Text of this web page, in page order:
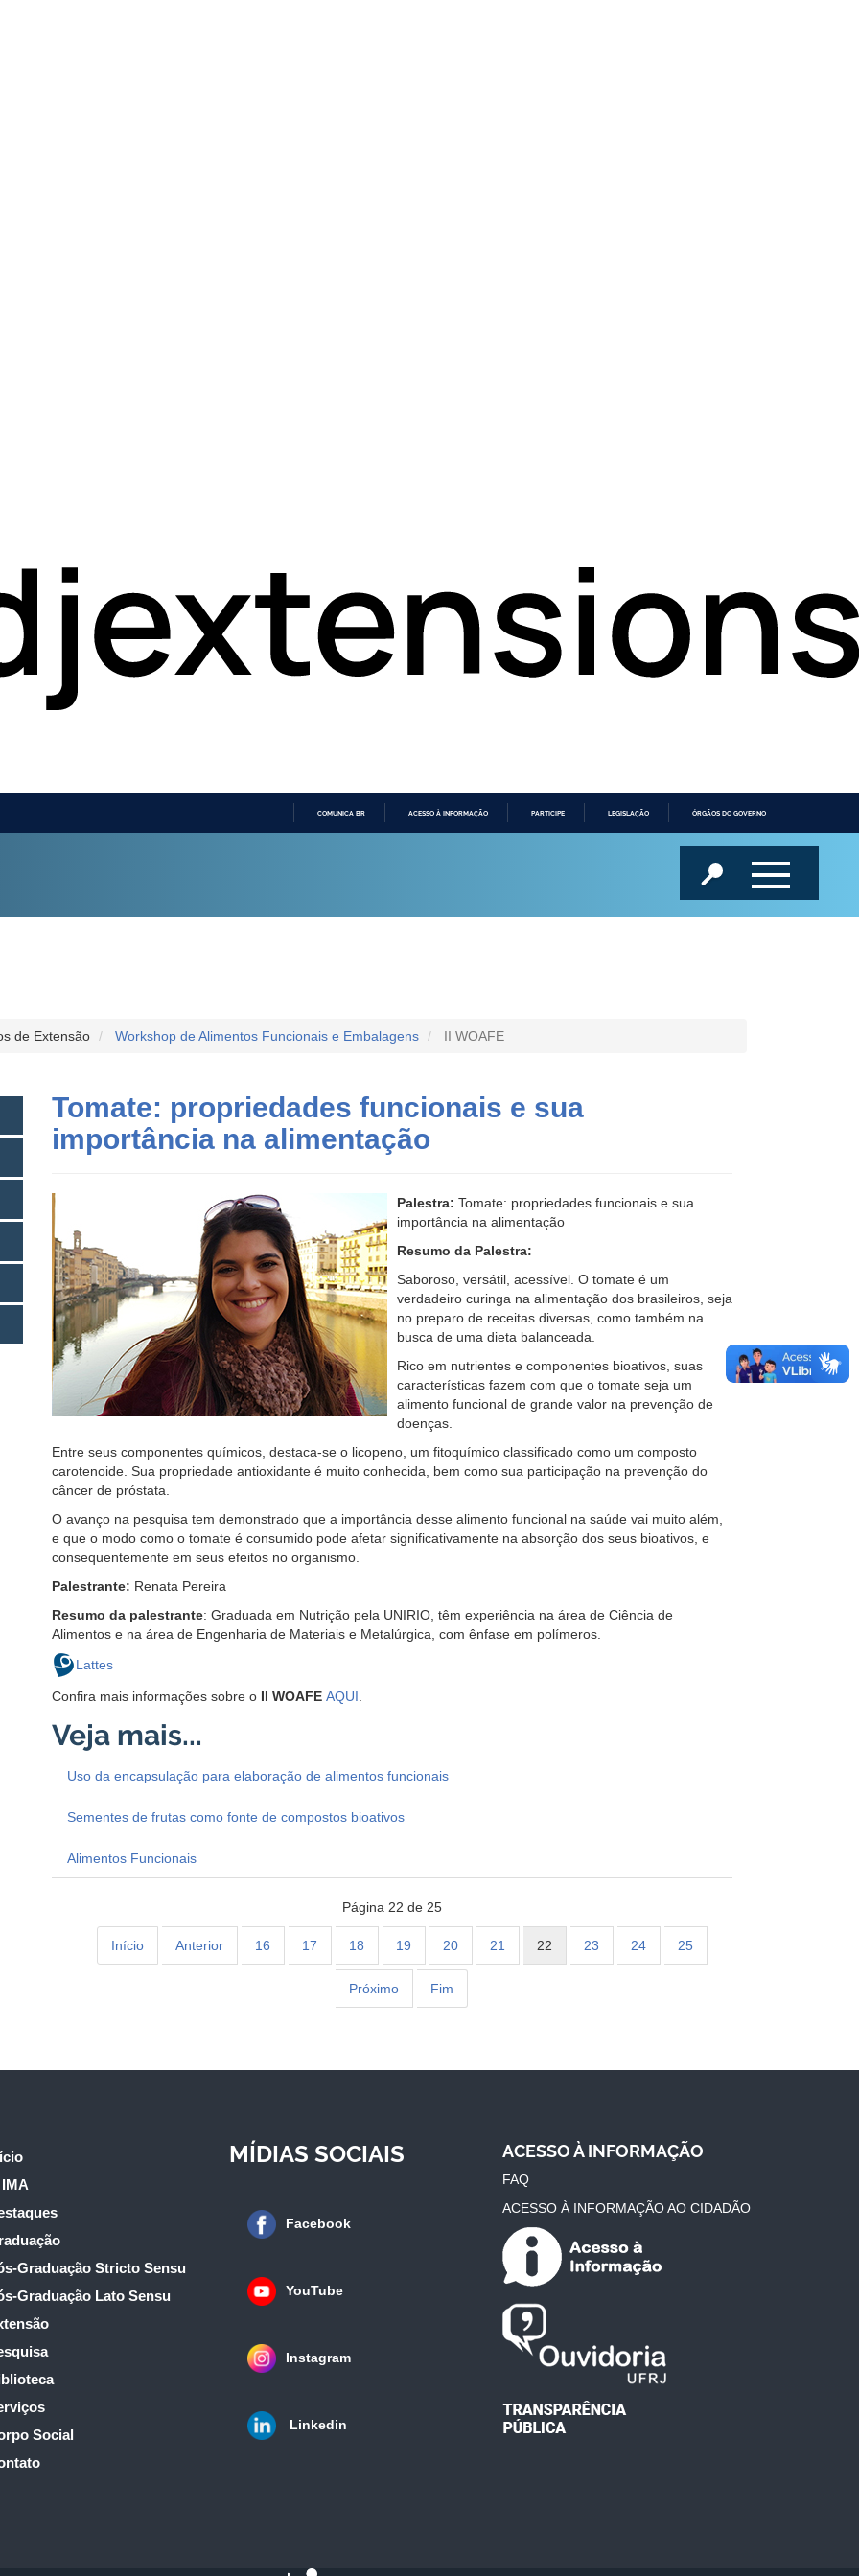
COMUNICA BR ACESSO À INFORMAÇÃO PARTICIPE LEGISLAÇÃO ÓRGÃOS DO GOVERNO
de Extensão Workshop de Alimentos Funcionais e Embalagens II WOAFE
Tomate: propriedades funcionais e sua
importância na alimentação
Palestra: Tomate: propriedades funcionais e sua
importância na alimentação
Resumo da Palestra:
Saboroso, versátil, acessível. O tomate é um
verdadeiro curinga na alimentação dos brasileiros, seja
no preparo de receitas diversas, como também na
busca de uma dieta balanceada.
Rico em nutrientes e componentes bioativos, suas
características fazem com que o tomate seja um
alimento funcional de grande valor na prevenção de
doenças.
Entre seus componentes químicos, destaca-se o licopeno, um fitoquímico classificado como um composto
carotenoide. Sua propriedade antioxidante é muito conhecida, bem como sua participação na prevenção do
câncer de próstata.
O avanço na pesquisa tem demonstrado que a importância desse alimento funcional na saúde vai muito além,
e que o modo como o tomate é consumido pode afetar significativamente na absorção dos seus bioativos, e
consequentemente em seus efeitos no organismo.
Palestrante: Renata Pereira
Resumo da palestrante: Graduada em Nutrição pela UNIRIO, têm experiência na área de Ciência de
Alimentos e na área de Engenharia de Materiais e Metalúrgica, com ênfase em polímeros.
Lattes
Confira mais informações sobre o II WOAFE AQUI.
Uso da encapsulação para elaboração de alimentos funcionais
Sementes de frutas como fonte de compostos bioativos
Alimentos Funcionais
Página 22 de 25
Início Anterior 16 17 18 19 20 21 22 23 24 25
Próximo Fim
Graduação Stricto Sensu
Graduação Lato Sensu
Social
MÍDIAS SOCIAIS
Facebook
YouTube
Instagram
Linkedin
ACESSO À INFORMAÇÃO
FAQ
ACESSO À INFORMAÇÃO AO CIDADÃO